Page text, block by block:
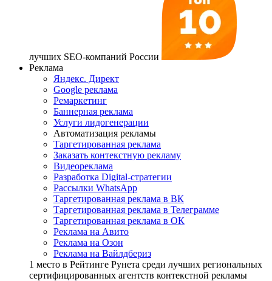
лучших SEO-компаний России
Реклама
Яндекс. Директ
Google реклама
Ремаркетинг
Баннерная реклама
Услуги лидогенерации
Автоматизация рекламы
Таргетированная реклама
Заказать контекстную рекламу
Видеореклама
Разработка Digital-стратегии
Рассылки WhatsApp
Таргетированная реклама в ВК
Таргетированная реклама в Телеграмме
Таргетированная реклама в ОК
Реклама на Авито
Реклама на Озон
Реклама на Вайлдбериз
1 место в Рейтинге Рунета cреди лучших региональных
сертифицированных агентств контекстной рекламы